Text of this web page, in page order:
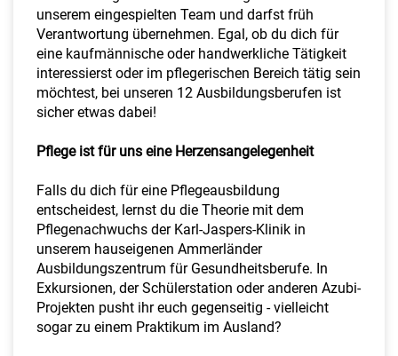
unserem eingespielten Team und darfst früh
Verantwortung übernehmen. Egal, ob du dich für
eine kaufmännische oder handwerkliche Tätigkeit
interessierst oder im pflegerischen Bereich tätig sein
möchtest, bei unseren 12 Ausbildungsberufen ist
sicher etwas dabei!
Pflege ist für uns eine Herzensangelegenheit
Falls du dich für eine Pflegeausbildung
entscheidest, lernst du die Theorie mit dem
Pflegenachwuchs der Karl-Jaspers-Klinik in
unserem hauseigenen Ammerländer
Ausbildungszentrum für Gesundheitsberufe. In
Exkursionen, der Schülerstation oder anderen Azubi-
Projekten pusht ihr euch gegenseitig - vielleicht
sogar zu einem Praktikum im Ausland?